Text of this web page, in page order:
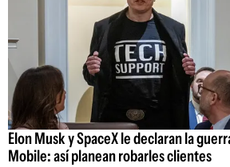
Elon Musk y SpaceX le declaran la
Mobile: así planean robarles clientes